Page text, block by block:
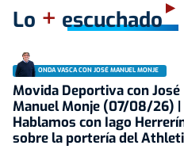
Lo + escuchado
ONDA VASCA CON JOSÉ MANUEL MONJE
Movida Deportiva con José
Manuel Monje (07/08/26) |
Hablamos con Iago
sobre la portería del